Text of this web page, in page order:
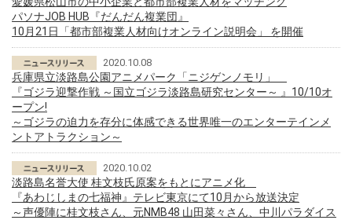
パソナJOB HUB『だんだん複業団』
10月21日「都市部複業人材向けオンライン説明会」 を開催
2020.10.08
兵庫県立淡路島公園アニメパーク「ニジゲンノモリ」
『ゴジラ迎撃作戦 ～国立ゴジラ淡路島研究センター～ 』10/10オ
ープン!
～ゴジラの迫力を存分に体感できる世界唯一のエンターテインメ
ントアトラクション～
2020.10.02
淡路島名誉大使 桂文枝氏原案をもとにアニメ化
『あわじしまの七福神』テレビ東京にて10月から放送決定
～声優陣に桂文枝さん、元NMB48 山田菜々さん、中川パラダイス